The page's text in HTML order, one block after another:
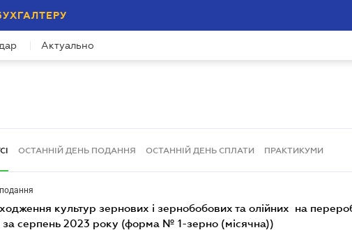
Актуально
ОСТАННІЙ ДЕНЬ ПОДАННЯ ОСТАННІЙ ДЕНЬ СПЛАТИ ПРАКТИКУМИ
за серпень 2023 року (форма № 1-зерно (місячна))